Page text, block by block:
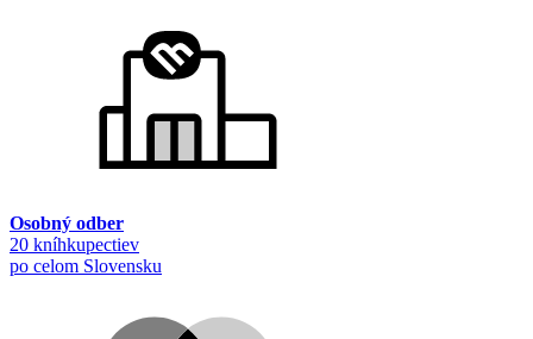
Osobný odber
20 kníhkupectiev
po celom Slovensku